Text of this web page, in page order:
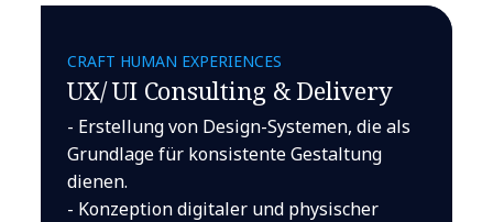
CRAFT HUMAN EXPERIENCES
UX/ UI Consulting & Delivery
- Erstellung von Design-Systemen, die als
Grundlage für konsistente Gestaltung
dienen.
- Konzeption digitaler und physischer